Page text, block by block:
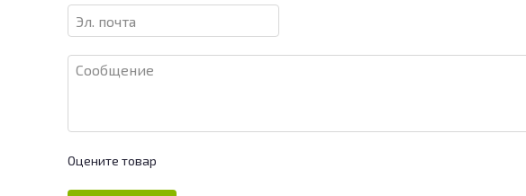
Оцените товар